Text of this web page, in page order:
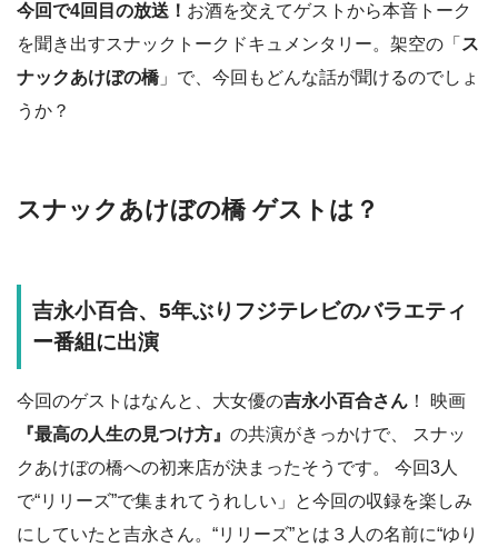
今回で4回目の放送！ お酒を交えてゲストから本音トーク
を聞き出すスナックトークドキュメンタリー。架空の「 ス
ナックあけぼの橋」で、今回もどんな話が聞けるのでしょ
うか？
スナックあけぼの橋 ゲストは？
吉永小百合、5年ぶりフジテレビのバラエティ
ー番組に出演
今回のゲストはなんと、大女優の吉永小百合さん ！ 映画
『最高の人生の見つけ方』 の共演がきっかけで、 スナッ
クあけぼの橋への初来店が決まったそうです。 今回3人
で“リリーズ”で集まれてうれしい」と今回の収録を楽しみ
にしていたと吉永さん。“リリーズ”とは３人の名前に“ゆり